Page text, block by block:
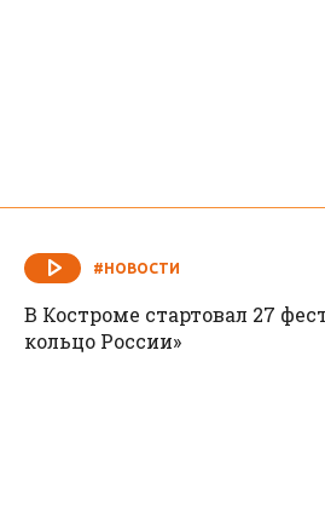
#НОВОСТИ
В Костроме стартовал 27
кольцо России»